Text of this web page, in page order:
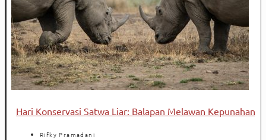
Hari Konservasi Satwa Liar: Balapan Melawan Kepunahan
Rifky Pramadani